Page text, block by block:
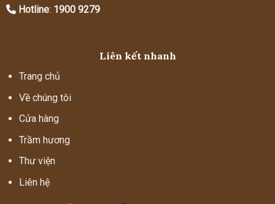
Hotline: 1900 9279
Liên kết nhanh
Trang chủ
Về chúng tôi
Cửa hàng
Trầm hương
Thư viện
Liên hệ